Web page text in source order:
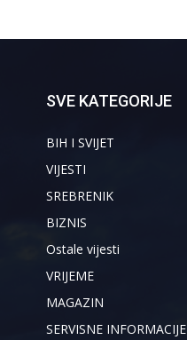
SVE KATEGORIJE
BIH I SVIJET
VIJESTI
SREBRENIK
BIZNIS
Ostale vijesti
VRIJEME
MAGAZIN
SERVISNE INFORMACIJE